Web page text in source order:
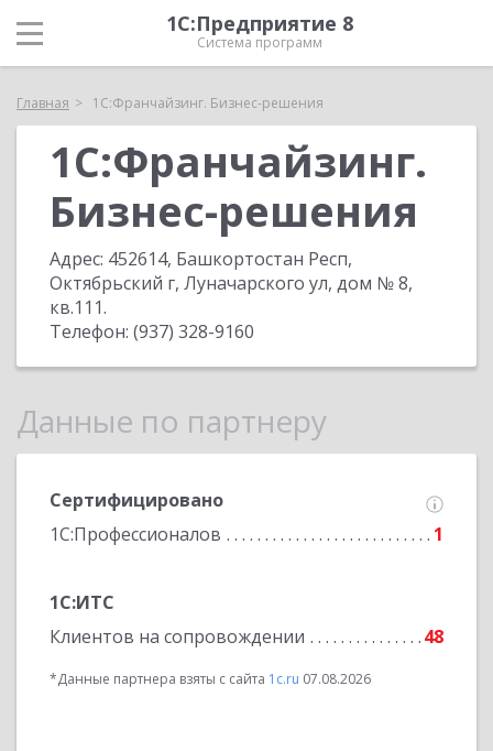
1С:Предприятие 8
Система программ
Главная 1С:Франчайзинг. Бизнес-решения
1С:Франчайзинг.
Бизнес-решения
Адрес: 452614, Башкортостан Респ,
Октябрьский г, Луначарского ул, дом № 8,
кв.111.
Телефон: (937) 328-9160
Данные по партнеру
Сертифицировано
1С:Профессионалов
1
1С:ИТС
Клиентов на сопровождении
48
*Данные партнера взяты с сайта 1c.ru 07.08.2026